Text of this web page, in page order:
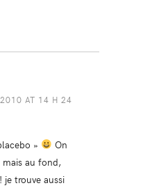
AT 14 H 24
»
On
au fond,
trouve aussi